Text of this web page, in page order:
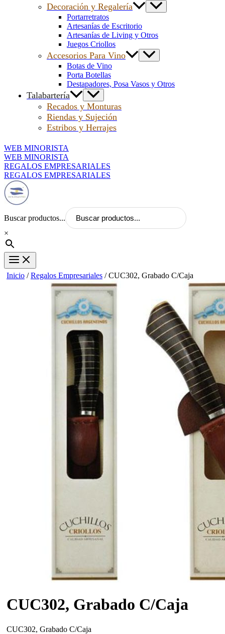
Decoración y Regalería
Portarretratos
Artesanías de Escritorio
Artesanías de Living y Otros
Juegos Criollos
Accesorios Para Vino
Botas de Vino
Porta Botellas
Destapadores, Posa Vasos y Otros
Talabartería
Recados y Monturas
Riendas y Sujeción
Estribos y Herrajes
WEB MINORISTA
WEB MINORISTA
REGALOS EMPRESARIALES
REGALOS EMPRESARIALES
Buscar productos...
×
Inicio /Regalos Empresariales / CUC302, Grabado C/Caja
CUC302, Grabado C/Caja
CUC302, Grabado C/Caja